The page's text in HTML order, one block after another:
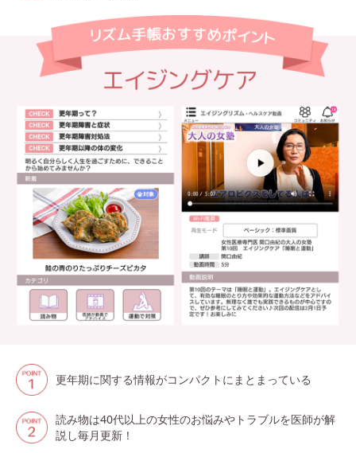
更年期に関する情報がコンパクトにまとまっている
読み物は40代以上の女性のお悩みやトラブルを医師が解
説し毎月更新！